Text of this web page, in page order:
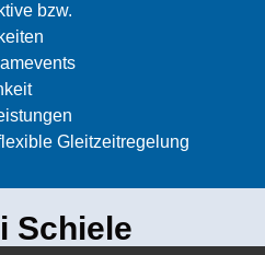
bzw.
Gleitzeitregelung
Schiele